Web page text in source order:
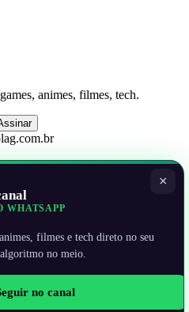
animes, filmes, tech.
×
WHATSAPP
filmes e tech direto no seu
no meio.
no canal